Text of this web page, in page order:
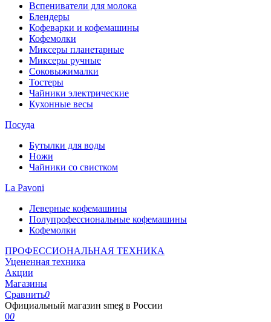
Вспениватели для молока
Блендеры
Кофеварки и кофемашины
Кофемолки
Миксеры планетарные
Миксеры ручные
Соковыжималки
Тостеры
Чайники электрические
Кухонные весы
Посуда
Бутылки для воды
Ножи
Чайники со свистком
La Pavoni
Леверные кофемашины
Полупрофессиональные кофемашины
Кофемолки
ПРОФЕССИОНАЛЬНАЯ ТЕХНИКА
Уцененная техника
Акции
Магазины
Сравнить0
Официальный магазин smeg в России
00